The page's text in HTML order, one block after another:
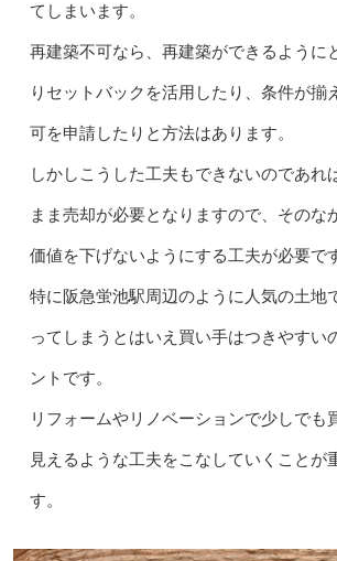
てしまいます。
再建築不可なら、再建築ができるように
りセットバックを活用したり、条件が揃
可を申請したりと方法はあります。
しかしこうした工夫もできないのであれ
まま売却が必要となりますので、そのな
価値を下げないようにする工夫が必要で
特に阪急蛍池駅周辺のように人気の土地
ってしまうとはいえ買い手はつきやすい
ントです。
リフォームやリノベーションで少しでも
見えるような工夫をこなしていくことが
す。